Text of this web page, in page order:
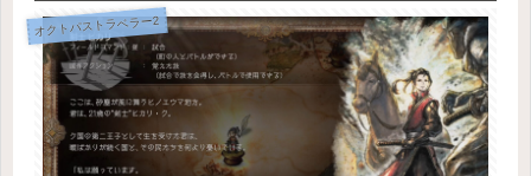
オクトパストラベラー2